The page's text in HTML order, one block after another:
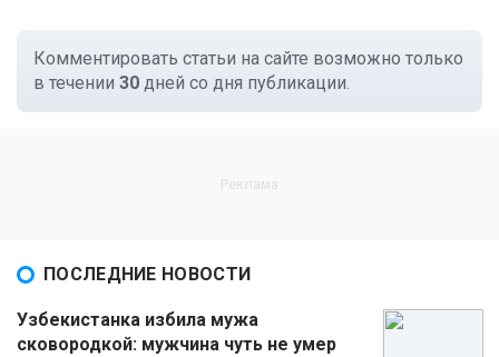
Комментировать статьи на сайте возможно только
в течении 30 дней со дня публикации.
ПОСЛЕДНИЕ НОВОСТИ
Узбекистанка избила мужа
сковородкой: мужчина чуть не умер